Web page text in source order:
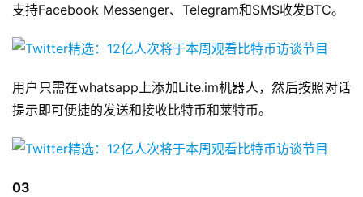
支持Facebook Messenger、Telegram和SMS收发BTC。
用户只需在whatsapp上添加Lite.im机器人，然后按照对话
提示即可便捷的发送和接收比特币和莱特币。
03